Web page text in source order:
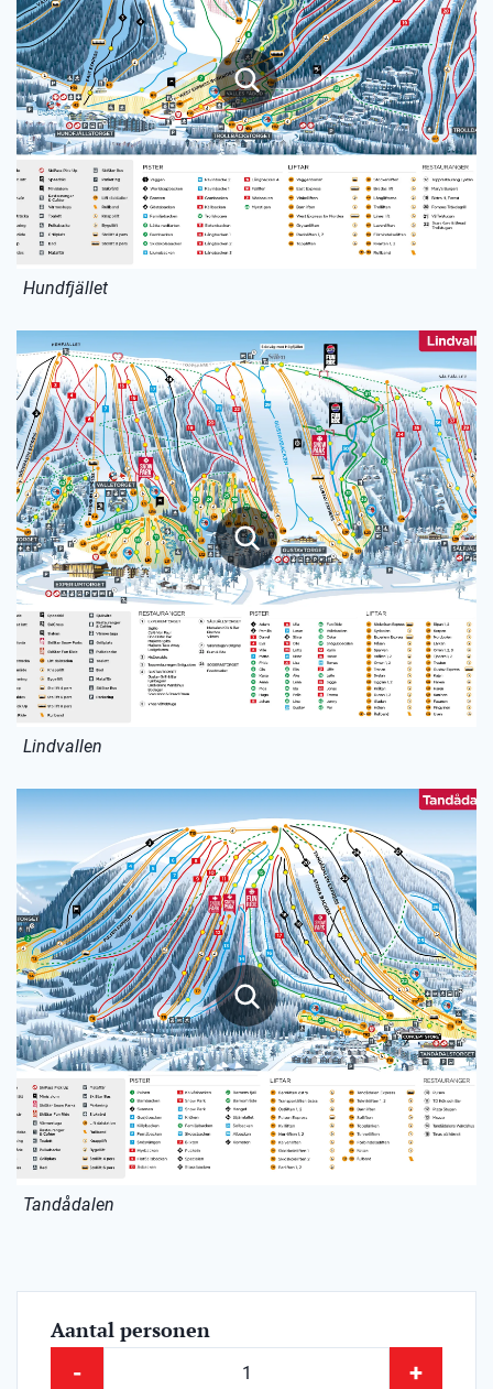
Hundfjället
Lindvallen
Tandådalen
Aantal personen
- +